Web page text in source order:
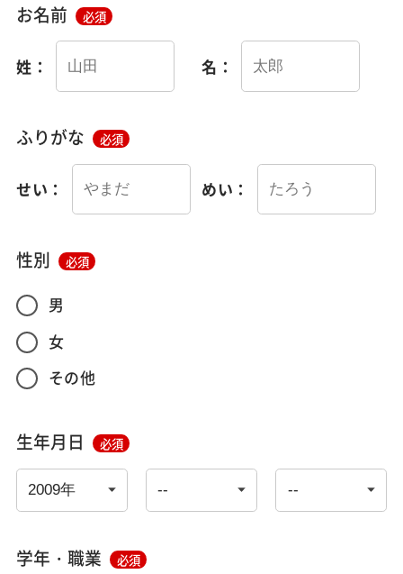
お名前 必須
姓： 名：
ふりがな 必須
せい： めい：
性別 必須
男
女
その他
生年月日 必須
学年・職業 必須